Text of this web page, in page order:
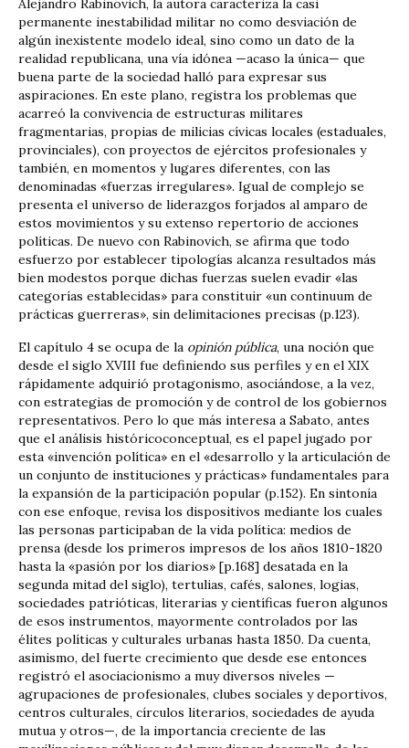
Alejandro Rabinovich, la autora caracteriza la casi
permanente inestabilidad militar no como desviación de
algún inexistente modelo ideal, sino como un dato de la
realidad republicana, una vía idónea —acaso la única— que
buena parte de la sociedad halló para expresar sus
aspiraciones. En este plano, registra los problemas que
acarreó la convivencia de estructuras militares
fragmentarias, propias de milicias cívicas locales (estaduales,
provinciales), con proyectos de ejércitos profesionales y
también, en momentos y lugares diferentes, con las
denominadas «fuerzas irregulares». Igual de complejo se
presenta el universo de liderazgos forjados al amparo de
estos movimientos y su extenso repertorio de acciones
políticas. De nuevo con Rabinovich, se afirma que todo
esfuerzo por establecer tipologías alcanza resultados más
bien modestos porque dichas fuerzas suelen evadir «las
categorías establecidas» para constituir «un continuum de
prácticas guerreras», sin delimitaciones precisas (p.123).
El capítulo 4 se ocupa de la opinión pública, una noción que
desde el siglo XVIII fue definiendo sus perfiles y en el XIX
rápidamente adquirió protagonismo, asociándose, a la vez,
con estrategias de promoción y de control de los gobiernos
representativos. Pero lo que más interesa a Sabato, antes
que el análisis históricoconceptual, es el papel jugado por
esta «invención política» en el «desarrollo y la articulación de
un conjunto de instituciones y prácticas» fundamentales para
la expansión de la participación popular (p.152). En sintonía
con ese enfoque, revisa los dispositivos mediante los cuales
las personas participaban de la vida política: medios de
prensa (desde los primeros impresos de los años 1810-1820
hasta la «pasión por los diarios» [p.168] desatada en la
segunda mitad del siglo), tertulias, cafés, salones, logias,
sociedades patrióticas, literarias y científicas fueron algunos
de esos instrumentos, mayormente controlados por las
élites políticas y culturales urbanas hasta 1850. Da cuenta,
asimismo, del fuerte crecimiento que desde ese entonces
registró el asociacionismo a muy diversos niveles —
agrupaciones de profesionales, clubes sociales y deportivos,
centros culturales, círculos literarios, sociedades de ayuda
mutua y otros—, de la importancia creciente de las